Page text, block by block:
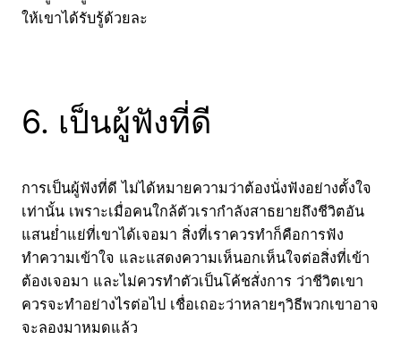
ให้เขาได้รับรู้ด้วยละ
6. เป็นผู้ฟังที่ดี
การเป็นผู้ฟังที่ดี ไม่ได้หมายความว่าต้องนั่งฟังอย่างตั้งใจ
เท่านั้น เพราะเมื่อคนใกล้ตัวเรากำลังสาธยายถึงชีวิตอัน
แสนย่ำแย่ที่เขาได้เจอมา สิ่งที่เราควรทำก็คือการฟัง
ทำความเข้าใจ และแสดงความเห็นอกเห็นใจต่อสิ่งที่เข้า
ต้องเจอมา และไม่ควรทำตัวเป็นโค้ชสั่งการ ว่าชีวิตเขา
ควรจะทำอย่างไรต่อไป เชื่อเถอะว่าหลายๆวิธีพวกเขาอาจ
จะลองมาหมดแล้ว